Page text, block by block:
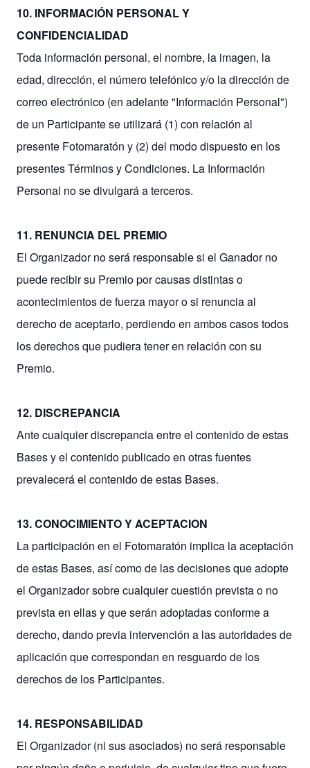
10. INFORMACIÓN PERSONAL Y
CONFIDENCIALIDAD
Toda información personal, el nombre, la imagen, la
edad, dirección, el número telefónico y/o la dirección de
correo electrónico (en adelante "Información Personal")
de un Participante se utilizará (1) con relación al
presente Fotomaratón y (2) del modo dispuesto en los
presentes Términos y Condiciones. La Información
Personal no se divulgará a terceros.
11. RENUNCIA DEL PREMIO
El Organizador no será responsable si el Ganador no
puede recibir su Premio por causas distintas o
acontecimientos de fuerza mayor o si renuncia al
derecho de aceptarlo, perdiendo en ambos casos todos
los derechos que pudiera tener en relación con su
Premio.
12. DISCREPANCIA
Ante cualquier discrepancia entre el contenido de estas
Bases y el contenido publicado en otras fuentes
prevalecerá el contenido de estas Bases.
13. CONOCIMIENTO Y ACEPTACION
La participación en el Fotomaratón implica la aceptación
de estas Bases, así como de las decisiones que adopte
el Organizador sobre cualquier cuestión prevista o no
prevista en ellas y que serán adoptadas conforme a
derecho, dando previa intervención a las autoridades de
aplicación que correspondan en resguardo de los
derechos de los Participantes.
14. RESPONSABILIDAD
El Organizador (ni sus asociados) no será responsable